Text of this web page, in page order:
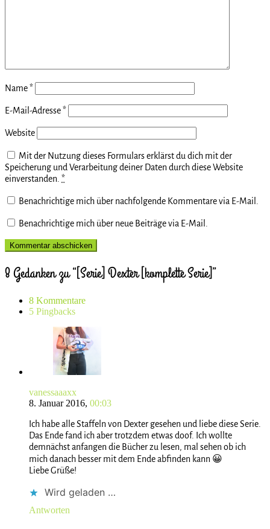
Name*
E-Mail-Adresse*
Website
Mit der Nutzung dieses Formulars erklärst du dich mit der
Speicherung und Verarbeitung deiner Daten durch diese Website
einverstanden. *
Benachrichtige mich über nachfolgende Kommentare via E-Mail.
Benachrichtige mich über neue Beiträge via E-Mail.
8 Gedanken zu “[Serie] Dexter [komplette Serie]”
8 Kommentare
5 Pingbacks
vanessaaaxx
8. Januar 2016, 00:03
Ich habe alle Staffeln von Dexter gesehen und liebe diese Serie.
Das Ende fand ich aber trotzdem etwas doof. Ich wollte
demnächst anfangen die Bücher zu lesen, mal sehen ob ich
mich danach besser mit dem Ende abfinden kann 😀
Liebe Grüße!
Wird geladen …
Antworten